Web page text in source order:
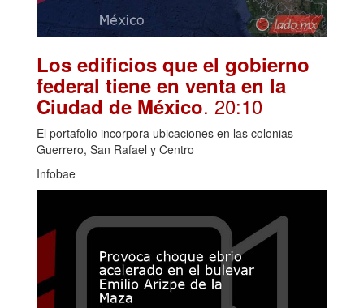
Los edificios que el gobierno
federal tiene en venta en la
Ciudad de México. 20:10
El portafolio incorpora ubicaciones en las colonias
Guerrero, San Rafael y Centro
Infobae